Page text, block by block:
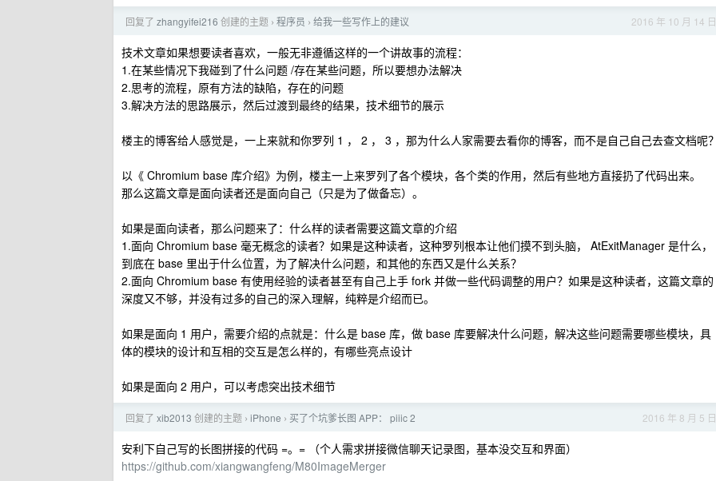
2016 年 10 月 14 日
回复了 zhangyifei216 创建的主题 › 程序员 › 给我一些写作上的建议
技术文章如果想要读者喜欢，一般无非遵循这样的一个讲故事的流程：
1.在某些情况下我碰到了什么问题 /存在某些问题，所以要想办法解决
2.思考的流程，原有方法的缺陷，存在的问题
3.解决方法的思路展示，然后过渡到最终的结果，技术细节的展示
楼主的博客给人感觉是，一上来就和你罗列 1 ， 2 ， 3 ，那为什么人家需要去看你的博客，而不是自己自己去查文档呢
以《 Chromium base 库介绍》为例，楼主一上来罗列了各个模块，各个类的作用，然后有些地方直接扔了代码出来。
那么这篇文章是面向读者还是面向自己（只是为了做备忘）。
如果是面向读者，那么问题来了：什么样的读者需要这篇文章的介绍
1.面向 Chromium base 毫无概念的读者？如果是这种读者，这种罗列根本让他们摸不到头脑， AtExitManager 是什么，
到底在 base 里出于什么位置，为了解决什么问题，和其他的东西又是什么关系？
2.面向 Chromium base 有使用经验的读者甚至有自己上手 fork 并做一些代码调整的用户？如果是这种读者，这篇文章的
深度又不够，并没有过多的自己的深入理解，纯粹是介绍而已。
如果是面向 1 用户，需要介绍的点就是：什么是 base 库，做 base 库要解决什么问题，解决这些问题需要哪些模块，具
体的模块的设计和互相的交互是怎么样的，有哪些亮点设计
如果是面向 2 用户，可以考虑突出技术细节
2016 年 8 月 5 日
回复了 xib2013 创建的主题 › iPhone › 买了个坑爹长图 APP： piiic 2
安利下自己写的长图拼接的代码 =。= （个人需求拼接微信聊天记录图，基本没交互和界面）
https://github.com/xiangwangfeng/M80ImageMerger